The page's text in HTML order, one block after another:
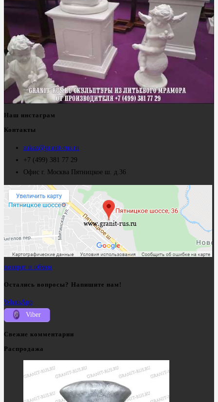
Наш инстаграм
Контакты
zakaz@granit-rus.ru
+7 (499) 381 77 29
Офис г. Москва Пятницкое ш. д.36
возврат и обмен
Остались вопросы? Напишите нам!
WhatsApp
Viber
Свежие комментарии
Распродажа